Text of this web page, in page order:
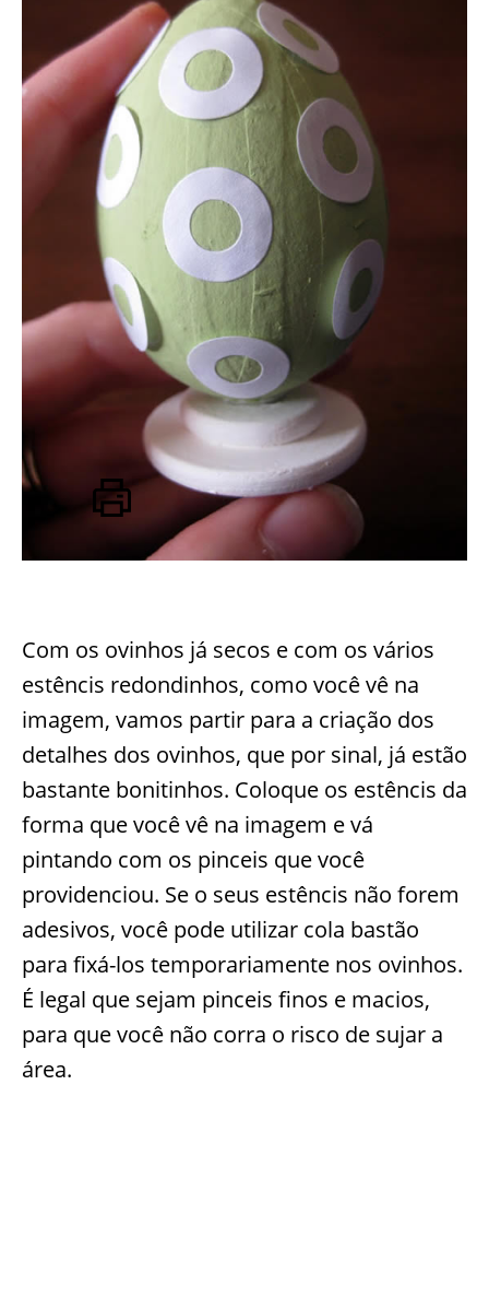
Com os ovinhos já secos e com os vários
estêncis redondinhos, como você vê na
imagem, vamos partir para a criação dos
detalhes dos ovinhos, que por sinal, já estão
bastante bonitinhos. Coloque os estêncis da
forma que você vê na imagem e vá
pintando com os pinceis que você
providenciou. Se o seus estêncis não forem
adesivos, você pode utilizar cola bastão
para fixá-los temporariamente nos ovinhos.
É legal que sejam pinceis finos e macios,
para que você não corra o risco de sujar a
área.